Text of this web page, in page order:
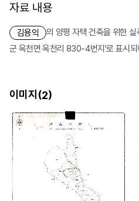
자료 내용
김용익
의 양평 자택 건축을 위한
군 옥천면 옥천리 830-4번지'로 표시되
이미지(2)